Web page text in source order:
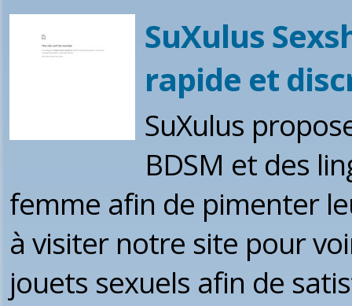
SuXulus
rapide et
SuXulus
BDSM et des
femme afin de pimenter
à visiter notre site pour
jouets sexuels afin de